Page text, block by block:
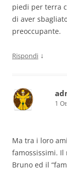
piedi per terra
di aver
preoccupante.
Rispondi ↓
1
Ma tra i loro
famossissimi. Il
Bruno ed il